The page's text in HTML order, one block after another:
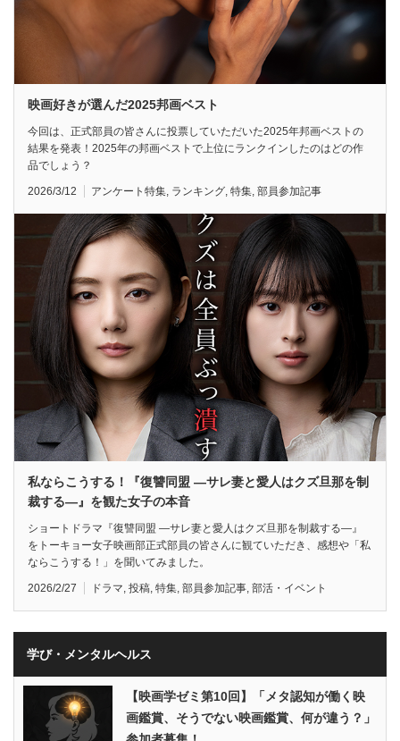
映画好きが選んだ2025邦画ベスト
今回は、正式部員の皆さんに投票していただいた2025年邦画ベストの
結果を発表！2025年の邦画ベストで上位にランクインしたのはどの作
品でしょう？
2026/3/12 アンケート特集, ランキング, 特集, 部員参加記事
私ならこうする！『復讐同盟 —サレ妻と愛人はクズ旦那を制
裁する—』を観た女子の本音
ショートドラマ『復讐同盟 —サレ妻と愛人はクズ旦那を制裁する—』
をトーキョー女子映画部正式部員の皆さんに観ていただき、感想や「私
ならこうする！」を聞いてみました。
2026/2/27 ドラマ, 投稿, 特集, 部員参加記事, 部活・イベント
学び・メンタルヘルス
【映画学ゼミ第10回】「メタ認知が働く映
画鑑賞、そうでない映画鑑賞、何が違う？」